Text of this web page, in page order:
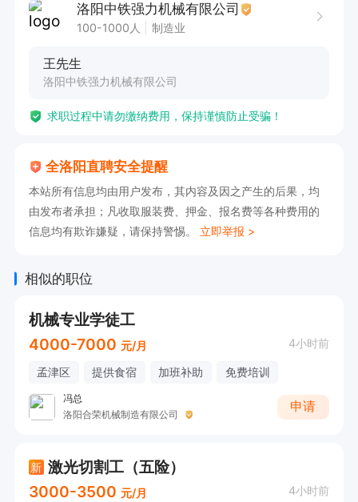
4. 具备快速适应能力，能够承担工作压力；
责。
洛阳中铁强力机械有限公司
100-1000人 制造业
王先生
洛阳中铁强力机械有限公司
求职过程中请勿缴纳费用，保持谨慎防止受骗！
全洛阳直聘安全提醒
本站所有信息均由用户发布，其内容及因之产生的后果，均
由发布者承担；凡收取服装费、押金、报名费等各种费用的
信息均有欺诈嫌疑，请保持警惕。 立即举报 >
相似的职位
机械专业学徒工
4000-7000 元/月 4小时前
孟津区 提供食宿 加班补助 免费培训
冯总
洛阳合荣机械制造有限公司
申请
新 激光切割工（五险）
3000-3500 元/月 4小时前